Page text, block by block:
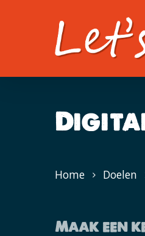
Home Doelen
Maak een